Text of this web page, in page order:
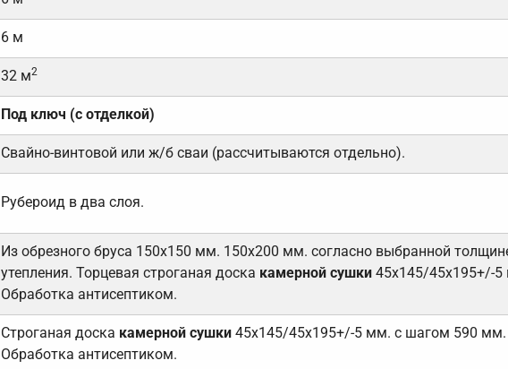
6 м
32 м2
Под ключ (с отделкой)
Свайно-винтовой или ж/б сваи (рассчитываются отдельно).
Рубероид в два слоя.
Из обрезного бруса 150х150 мм. 150х200 мм. согласно выбранной
утепления. Торцевая строганая доска камерной сушки45х145/45х195+/-
Обработка антисептиком.
Строганая доска камерной сушки 45х145/45х195+/-5 мм. с шагом 590 мм.
Обработка антисептиком.